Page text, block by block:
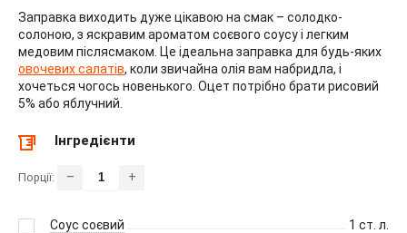
Заправка виходить дуже цікавою на смак – солодко-
солоною, з яскравим ароматом соєвого соусу і легким
медовим післясмаком. Це ідеальна заправка для будь-яких
овочевих салатів, коли звичайна олія вам набридла, і
хочеться чогось новенького. Оцет потрібно брати рисовий
5% або яблучний.
Інгредієнти
Порції: – +
Соус соєвий 1 ст. л.